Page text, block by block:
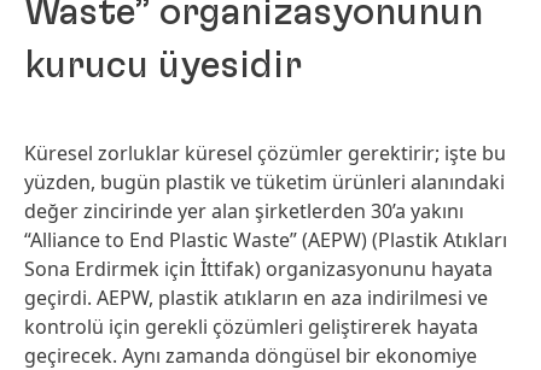
Waste” organizasyonunun
kurucu üyesidir
Küresel zorluklar küresel çözümler gerektirir; işte bu
yüzden, bugün plastik ve tüketim ürünleri alanındaki
değer zincirinde yer alan şirketlerden 30’a yakını
“Alliance to End Plastic Waste” (AEPW) (Plastik Atıkları
Sona Erdirmek için İttifak) organizasyonunu hayata
geçirdi. AEPW, plastik atıkların en aza indirilmesi ve
kontrolü için gerekli çözümleri geliştirerek hayata
geçirecek. Aynı zamanda döngüsel bir ekonomiye